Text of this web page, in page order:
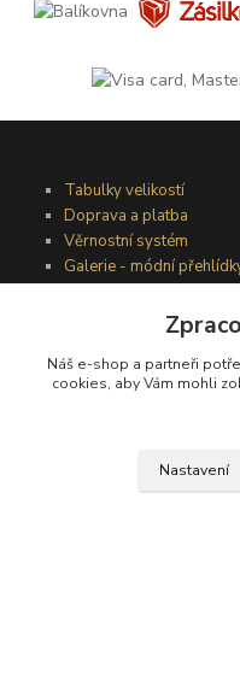
Tabulky velikostí
Doprava a platba
Věrnostní systém
Galerie - módní
Obchodní podmínky
Náš e-shop a partneři
cookies, aby Vám mohli
Nastavení